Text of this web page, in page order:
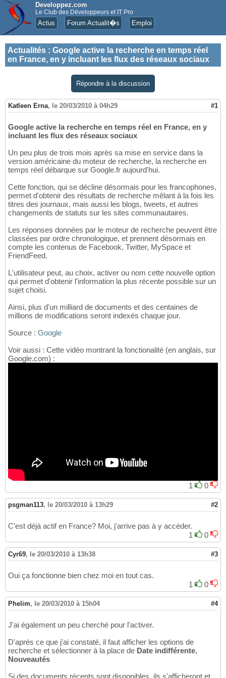
Developpez.com
Le Club des Développeurs et IT Pro
Actus Forum Actualit�s Emploi
Actualités : Google active la recherche en temps réel
en France, en y incluant les flux des réseaux sociaux
Répondre à la discussion
Katleen Erna, le 20/03/2010 à 04h29 #1
Google active la recherche en temps réel en France, en y
incluant les flux des réseaux sociaux
Un peu plus de trois mois après sa mise en service dans la
version américaine du moteur de recherche, la recherche en
temps réel débarque sur Google.fr aujourd'hui.
Cette fonction, qui se décline désormais pour les francophones,
permet d'obtenir des résultats de recherche mêlant à la fois les
titres des journaux, mais aussi les blogs, tweets, et autres
changements de statuts sur les sites communautaires.
Les réponses données par le moteur de recherche peuvent être
classées par ordre chronologique, et prennent désormais en
compte les contenus de Facebook, Twitter, MySpace et
FriendFeed.
L'utilisateur peut, au choix, activer ou nom cette nouvelle option
qui permet d'obtenir l'information la plus récente possible sur un
sujet choisi.
Ainsi, plus d'un milliard de documents et des centaines de
millions de modifications seront indexés chaque jour.
Source : Google
Voir aussi : Cette vidéo montrant la fonctionalité (en anglais, sur
Google.com) :
1 0
psgman113, le 20/03/2010 à 13h29 #2
C'est déjà actif en France? Moi, j'arrive pas à y accéder.
1
0
Cyr69, le 20/03/2010 à 13h38 #3
Oui ça fonctionne bien chez moi en tout cas.
1
0
Phelim, le 20/03/2010 à 15h04 #4
J'ai également un peu cherché pour l'activer.
D'après ce que j'ai constaté, il faut afficher les options de
recherche et sélectionner à la place de Date indifférente,
Nouveautés